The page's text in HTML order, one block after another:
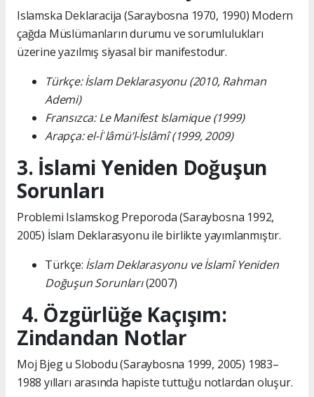
Islamska Deklaracija (Saraybosna 1970, 1990) Modern
çağda Müslümanların durumu ve sorumlulukları
üzerine yazılmış siyasal bir manifestodur.
Türkçe: İslam Deklarasyonu (2010, Rahman
Ademi)
Fransızca: Le Manifest Islamique (1999)
Arapça: el-İʿlâmü’l-İslâmî (1999, 2009)
3. İslami Yeniden Doğuşun
Sorunları
Problemi Islamskog Preporoda (Saraybosna 1992,
2005) İslam Deklarasyonu ile birlikte yayımlanmıştır.
Türkçe: İslam Deklarasyonu ve İslamî Yeniden
Doğuşun Sorunları(2007)
4. Özgürlüğe Kaçışım:
Zindandan Notlar
Moj Bjeg u Slobodu (Saraybosna 1999, 2005) 1983–
1988 yılları arasında hapiste tuttuğu notlardan oluşur.